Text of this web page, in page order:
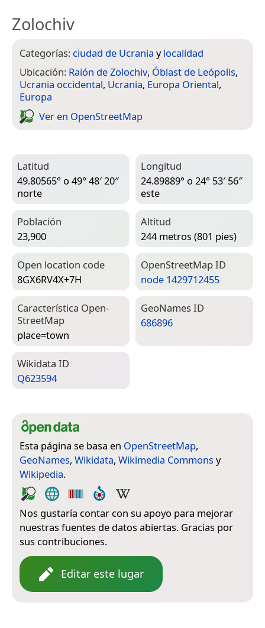
Zolochiv
Categorías: ciudad de Ucrania ylocalidad
Ubicación: Raión de Zolochiv, Óblast de Leópolis,
Ucrania occidental, Ucrania, Europa Oriental,
Europa
Ver en Open­Street­Map
Latitud
49.80565° o 49° 48′ 20″
norte
Longitud
24.89889° o 24° 53′ 56″
este
Población
23,900
Altitud
244 metros (801 pies)
Open location code
8GX6RV4X+7H
Open­Street­Map ID
node 1429712455
Característica Open­
Street­Map
place=­town
Geo­Names ID
686896
Wiki­data ID
Q623594
Esta página se basa en OpenStreetMap,
GeoNames, Wikidata, Wikimedia Commons y
Wikipedia.
Nos gustaría contar con su apoyo para mejorar
nuestras fuentes de datos abiertas. Gracias por
sus contribuciones.
Editar este lugar